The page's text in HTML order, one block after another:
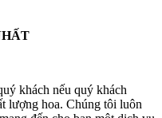
khách nếu quý khách
lượng hoa. Chúng tôi luôn